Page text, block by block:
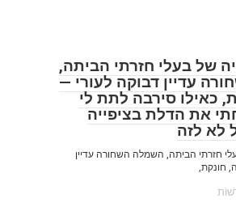
של בעלי חזרתי הביתה,
עדיין דבוקה לעורי —
כאילו סירבה לתת לי
את הדלת בציפייה
לא לזה
חזרתי הביתה, השמלה השחורה עדיין
חונקת,